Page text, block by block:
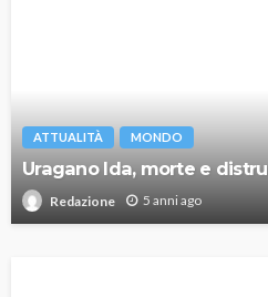
ATTUALITÀ MONDO
Uragano Ida, morte e
Redazione 5 anni ago